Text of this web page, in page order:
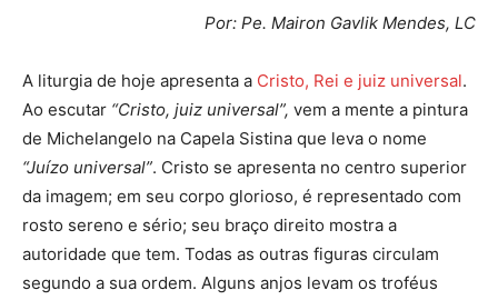
Por: Pe. Mairon Gavlik Mendes, LC
A liturgia de hoje apresenta a Cristo, Rei e juiz universal.
Ao escutar “Cristo, juiz universal”, vem a mente a pintura
de Michelangelo na Capela Sistina que leva o nome
“Juízo universal”. Cristo se apresenta no centro superior
da imagem; em seu corpo glorioso, é representado com
rosto sereno e sério; seu braço direito mostra a
autoridade que tem. Todas as outras figuras circulam
segundo a sua ordem. Alguns anjos levam os troféus